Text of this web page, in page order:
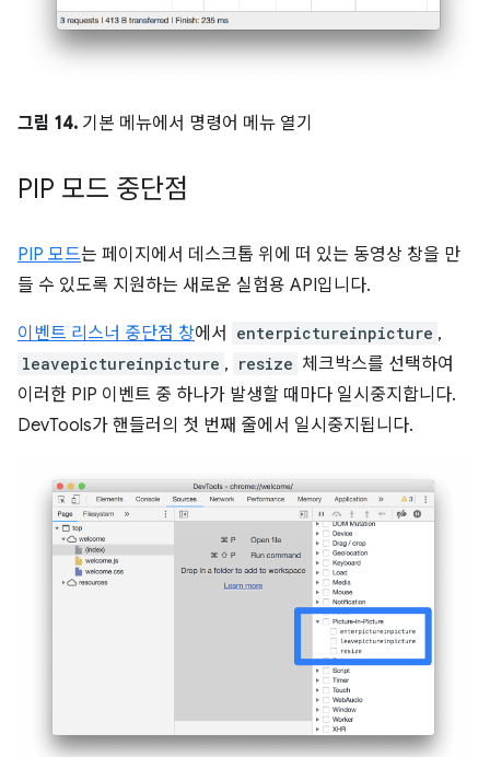
그림 14. 기본 메뉴에서 명령어 메뉴 열기
PIP 모드 중단점
PIP 모드는 페이지에서 데스크톱 위에 떠 있는 동영상 창을 만
들 수 있도록 지원하는 새로운 실험용 API입니다.
이벤트 리스너 중단점 창에서 enterpictureinpicture ,
leavepictureinpicture , resize 체크박스를 선택하여
이러한 PIP 이벤트 중 하나가 발생할 때마다 일시중지합니다.
DevTools가 핸들러의 첫 번째 줄에서 일시중지됩니다.